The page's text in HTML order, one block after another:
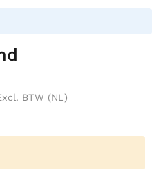
BTW (NL)